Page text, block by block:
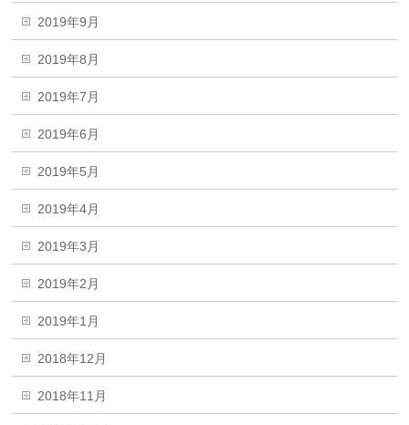
2019年9月
2019年8月
2019年7月
2019年6月
2019年5月
2019年4月
2019年3月
2019年2月
2019年1月
2018年12月
2018年11月